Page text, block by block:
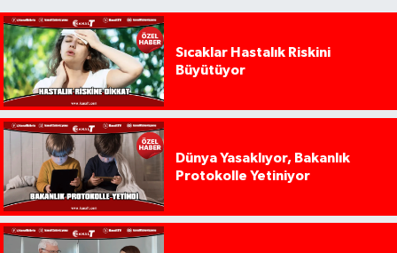
Sıcaklar Hastalık Riskini
Büyütüyor
Dünya Yasaklıyor, Bakanlık
Protokolle Yetiniyor